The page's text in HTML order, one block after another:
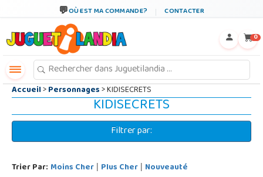
OÙ EST MA COMMANDE? CONTACTER
0
Accueil>Personnages> KIDISECRETS
KIDISECRETS
Filtrer par:
Trier Par: Moins Cher | Plus Cher | Nouveauté